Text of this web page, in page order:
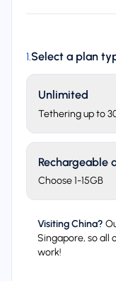
1.Select a plan
Unlimited
Tethering up to
Rechargeable
Choose 1-15GB
Visiting China?
Singapore, so all
work!